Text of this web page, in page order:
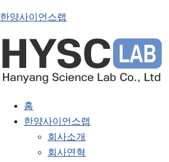
한양사이언스랩
홈
한양사이언스랩
회사소개
회사연혁